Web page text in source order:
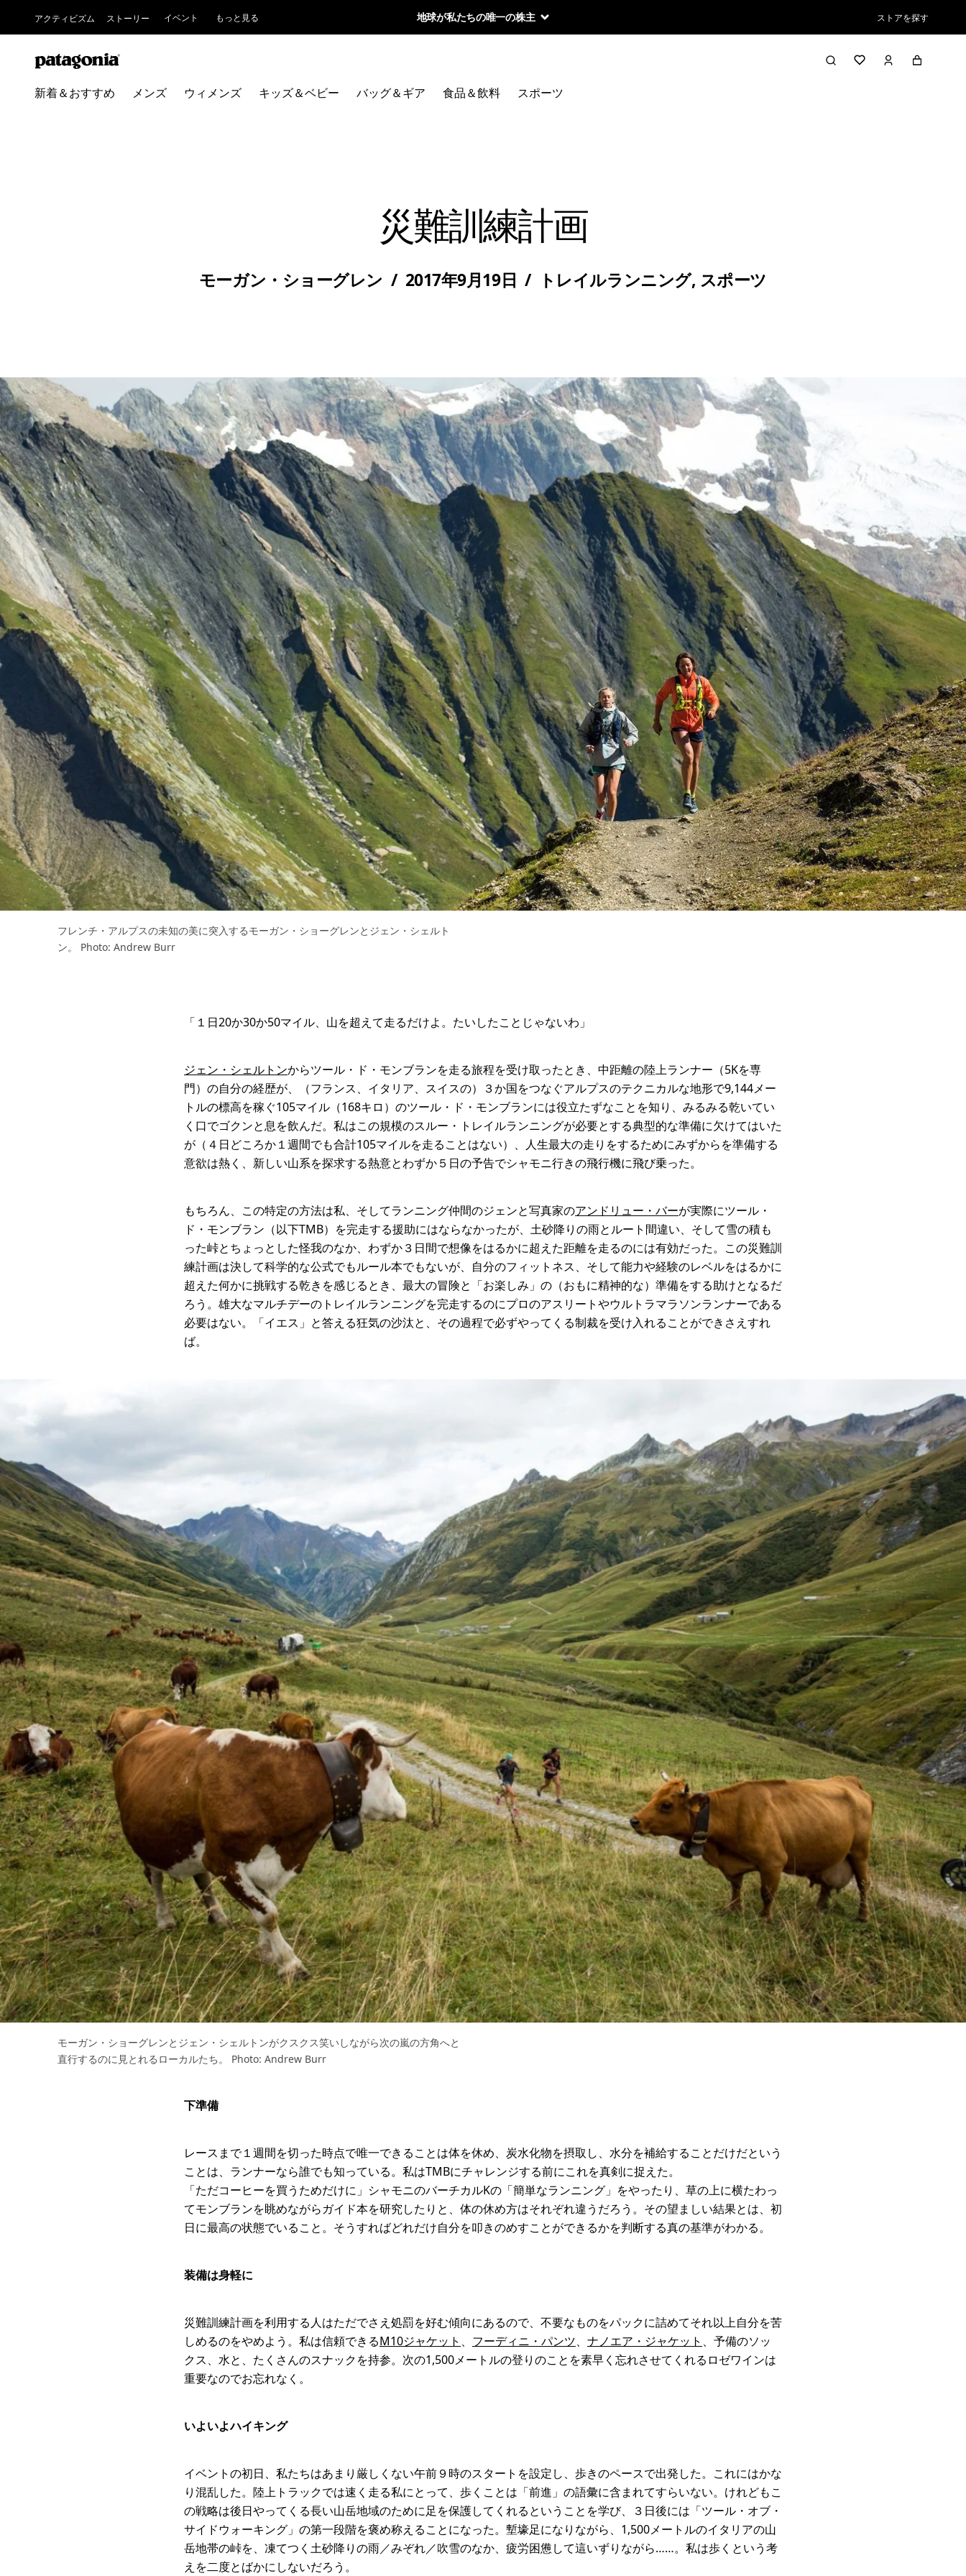
アクティビズム ストーリー イベント もっと見る 地球が私たちの唯一の株主 ストアを探す
新着＆おすすめ メンズ ウィメンズ キッズ＆ベビー バッグ＆ギア 食品＆飲料 スポーツ
災難訓練計画
モーガン・ショーグレン / 2017年9月19日 / トレイルランニング, スポーツ
フレンチ・アルプスの未知の美に突入するモーガン・ショーグレンとジェン・シェルト
ン。 Photo: Andrew Burr
「１日20か30か50マイル、山を超えて走るだけよ。たいしたことじゃないわ」
ジェン・シェルトンからツール・ド・モンブランを走る旅程を受け取ったとき、中距離の陸上ランナー（5Kを専
門）の自分の経歴が、（フランス、イタリア、スイスの）３か国をつなぐアルプスのテクニカルな地形で9,144メー
トルの標高を稼ぐ105マイル（168キロ）のツール・ド・モンブランには役立たずなことを知り、みるみる乾いてい
く口でゴクンと息を飲んだ。私はこの規模のスルー・トレイルランニングが必要とする典型的な準備に欠けてはいた
が（４日どころか１週間でも合計105マイルを走ることはない）、人生最大の走りをするためにみずからを準備する
意欲は熱く、新しい山系を探求する熱意とわずか５日の予告でシャモニ行きの飛行機に飛び乗った。
もちろん、この特定の方法は私、そしてランニング仲間のジェンと写真家のアンドリュー・バーが実際にツール・
ド・モンブラン（以下TMB）を完走する援助にはならなかったが、土砂降りの雨とルート間違い、そして雪の積も
った峠とちょっとした怪我のなか、わずか３日間で想像をはるかに超えた距離を走るのには有効だった。この災難訓
練計画は決して科学的な公式でもルール本でもないが、自分のフィットネス、そして能力や経験のレベルをはるかに
超えた何かに挑戦する乾きを感じるとき、最大の冒険と「お楽しみ」の（おもに精神的な）準備をする助けとなるだ
ろう。雄大なマルチデーのトレイルランニングを完走するのにプロのアスリートやウルトラマラソンランナーである
必要はない。「イエス」と答える狂気の沙汰と、その過程で必ずやってくる制裁を受け入れることができさえすれ
ば。
モーガン・ショーグレンとジェン・シェルトンがクスクス笑いしながら次の嵐の方角へと
直行するのに見とれるローカルたち。 Photo: Andrew Burr
下準備
レースまで１週間を切った時点で唯一できることは体を休め、炭水化物を摂取し、水分を補給することだけだという
ことは、ランナーなら誰でも知っている。私はTMBにチャレンジする前にこれを真剣に捉えた。
「ただコーヒーを買うためだけに」シャモニのバーチカルKの「簡単なランニング」をやったり、草の上に横たわっ
てモンブランを眺めながらガイド本を研究したりと、体の休め方はそれぞれ違うだろう。その望ましい結果とは、初
日に最高の状態でいること。そうすればどれだけ自分を叩きのめすことができるかを判断する真の基準がわかる。
装備は身軽に
災難訓練計画を利用する人はただでさえ処罰を好む傾向にあるので、不要なものをパックに詰めてそれ以上自分を苦
しめるのをやめよう。私は信頼できるM10ジャケット 、 フーディニ・パンツ、 ナノエア・ジャケット 、予備のソッ
クス、水と、たくさんのスナックを持参。次の1,500メートルの登りのことを素早く忘れさせてくれるロゼワインは
重要なのでお忘れなく。
いよいよハイキング
イベントの初日、私たちはあまり厳しくない午前９時のスタートを設定し、歩きのペースで出発した。これにはかな
り混乱した。陸上トラックでは速く走る私にとって、歩くことは「前進」の語彙に含まれてすらいない。けれどもこ
の戦略は後日やってくる長い山岳地域のために足を保護してくれるということを学び、３日後には「ツール・オブ・
サイドウォーキング」の第一段階を褒め称えることになった。塹壕足になりながら、1,500メートルのイタリアの山
岳地帯の峠を、凍てつく土砂降りの雨／みぞれ／吹雪のなか、疲労困憊して這いずりながら……。私は歩くという考
えを二度とばかにしないだろう。